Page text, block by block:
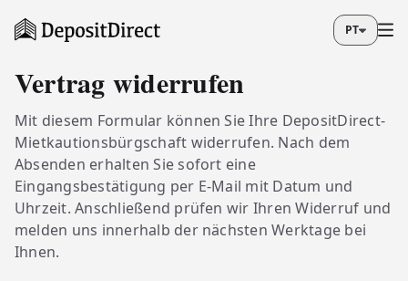
PT
Vertrag widerrufen
Mit diesem Formular können Sie Ihre DepositDirect-
Mietkautionsbürgschaft widerrufen. Nach dem
Absenden erhalten Sie sofort eine
Eingangsbestätigung per E-Mail mit Datum und
Uhrzeit. Anschließend prüfen wir Ihren Widerruf und
melden uns innerhalb der nächsten Werktage bei
Ihnen.